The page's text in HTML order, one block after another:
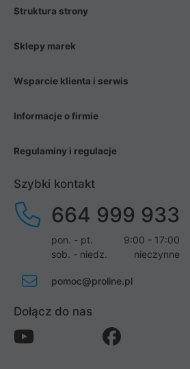
Struktura strony
Sklepy marek
Wsparcie klienta i serwis
Informacje o firmie
Regulaminy i regulacje
Szybki kontakt
664 999 933
pon. - pt.
9:00 - 17:00
sob. - niedz.
nieczynne
pomoc@proline.pl
Dołącz do nas